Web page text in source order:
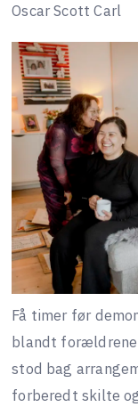
Oscar Scott Carl
Få timer før
blandt
stod bag
forberedt skilte